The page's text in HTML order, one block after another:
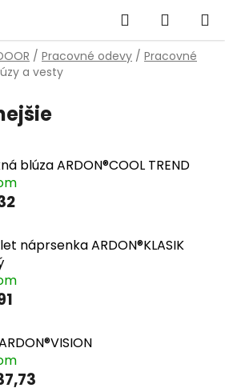
Hľadať
KOŠÍK
/ Pracovné odevy / Pracovné
a vesty
blúza ARDON®COOL TREND
náprsenka ARDON®KLASIK